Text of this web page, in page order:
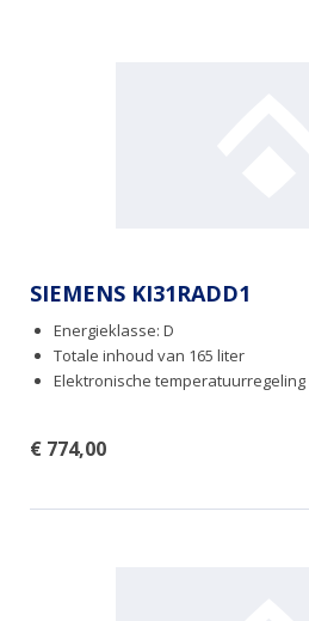
SIEMENS KI31RADD1
Energieklasse: D
Totale inhoud van 165 liter
Elektronische temperatuurregeling
€ 774,00